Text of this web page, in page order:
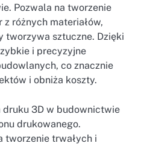
Pozwala na tworzenie
różnych materiałów,
tworzywa sztuczne. Dzięki
i precyzyjne
co znacznie
i obniża koszty.
druku 3D w budownictwie
drukowanego.
tworzenie trwałych i